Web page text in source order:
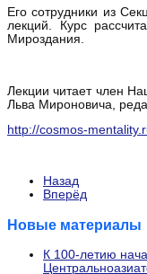
Его сотрудники из
лекций. Курс
Мироздания.
Лекции читает член
Льва Мироновича,
http://cosmos-
Назад
Вперёд
Новые материалы
К 100-летию